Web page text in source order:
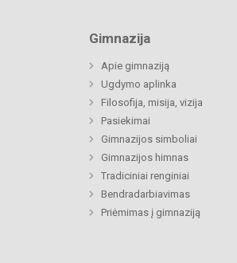
Gimnazija
Apie gimnaziją
Ugdymo aplinka
Filosofija, misija, vizija
Pasiekimai
Gimnazijos simboliai
Gimnazijos himnas
Tradiciniai renginiai
Bendradarbiavimas
Priėmimas į gimnaziją